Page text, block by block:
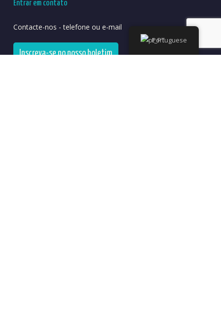
Entrar em contato
Contacte-nos - telefone ou e-mail
Inscreva-se no nosso boletim
Portuguese